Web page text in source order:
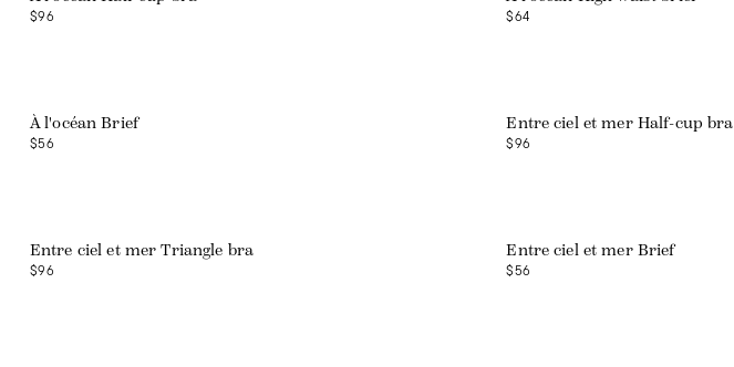
$96 $64
À l'océan Brief
$56
Entre ciel et mer Half-cup bra
$96
Entre ciel et mer Triangle bra
$96
Entre ciel et mer Brief
$56